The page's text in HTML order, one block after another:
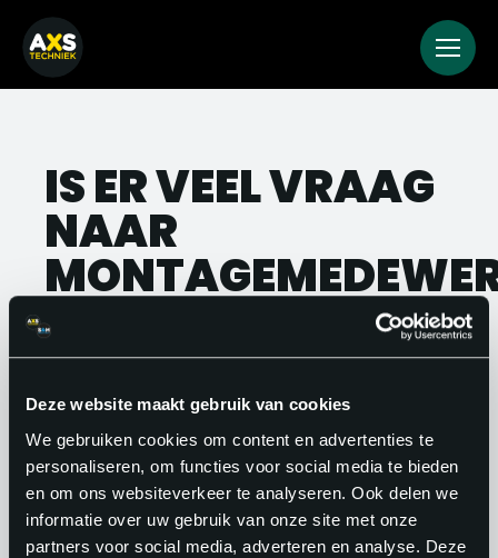
Deze website maakt gebruik van cookies
We gebruiken cookies om content en advertenties te
personaliseren, om functies voor social media te bieden
en om ons websiteverkeer te analyseren. Ook delen we
informatie over uw gebruik van onze site met onze
partners voor social media, adverteren en analyse. Deze
IS ER VEEL VRAAG
NAAR
Ja, de vraag naar
montagemedewerkers is groot. In de
industrie, bouw en installatietechniek is
er een structureel tekort aan
vakbekwame montagemedewerkers. Dat
geeft jou als medewerker een sterke
positie op de arbeidsmarkt en volop